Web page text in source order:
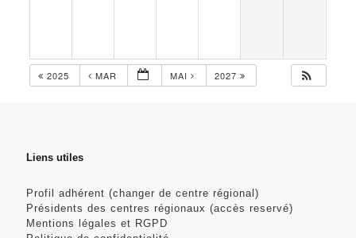
2025 MAR MAI 2027
Liens utiles
Profil adhérent (changer de centre régional)
Présidents des centres régionaux (accès reservé)
Mentions légales et RGPD